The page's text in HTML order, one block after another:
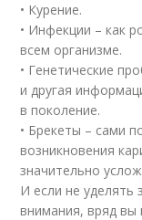
• Курение.
• Инфекции – как
всем организме.
• Генетические
и другая
в поколение.
• Брекеты – сами
возникновения
значительно
И если не уделять
внимания, вряд вы